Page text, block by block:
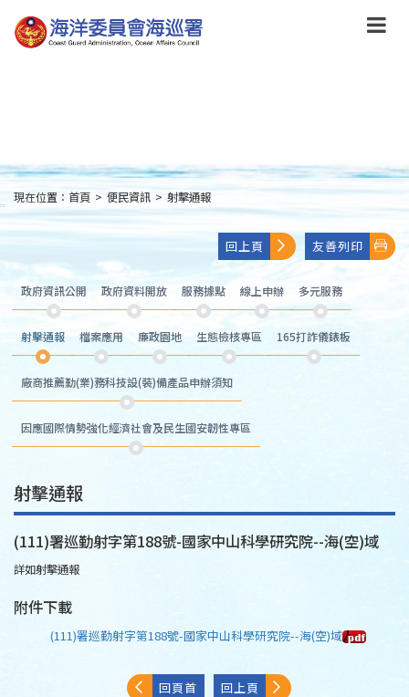
到
主
:::
現在位置： 首頁 > 便民資訊 > 射擊通報
回上頁 友善列印
政府資訊公開 政府資料開放 服務據點 線上申辦 多元服務
射擊通報 檔案應用 廉政園地 生態檢核專區 165打詐儀錶板
廠商推薦勤(業)務科技設(裝)備產品申辦須知
因應國際情勢強化經濟社會及民生國安韌性專區
射擊通報
(111)署巡勤射字第188號-國家中山科學研究院--海(空)域
詳如射擊通報
附件下載
(111)署巡勤射字第188號-國家中山科學研究院--海(空)域
回頁首 回上頁